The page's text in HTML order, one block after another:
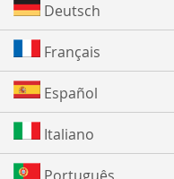
Deutsch
Français
Español
Italiano